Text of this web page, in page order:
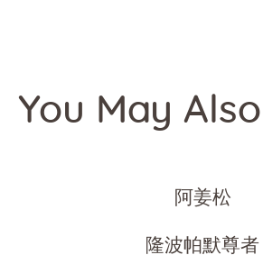
You May
阿姜松
隆波帕默尊者